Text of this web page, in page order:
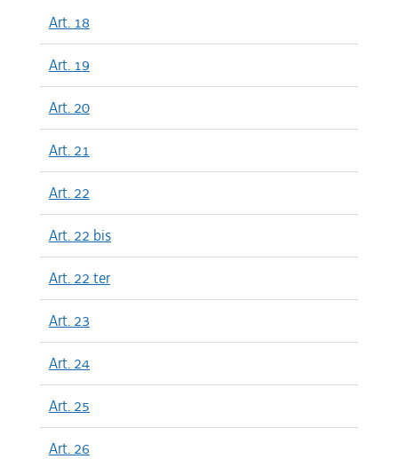
Art. 18
Art. 19
Art. 20
Art. 21
Art. 22
Art. 22 bis
Art. 22 ter
Art. 23
Art. 24
Art. 25
Art. 26